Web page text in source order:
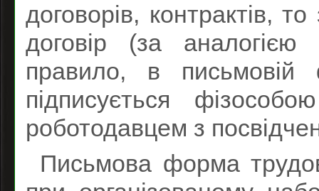
договорів, контрактів,
договір (за аналогією
правило, в письмовій
підписується
роботодавцем з
Письмова форма